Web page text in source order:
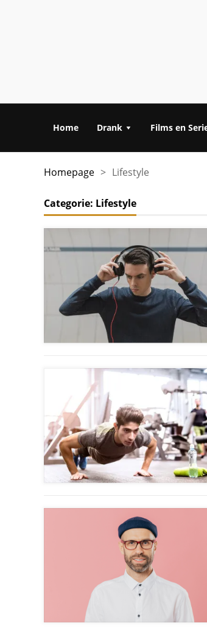
Home Drank Films en
Homepage > Lifestyle
Categorie: Lifestyle